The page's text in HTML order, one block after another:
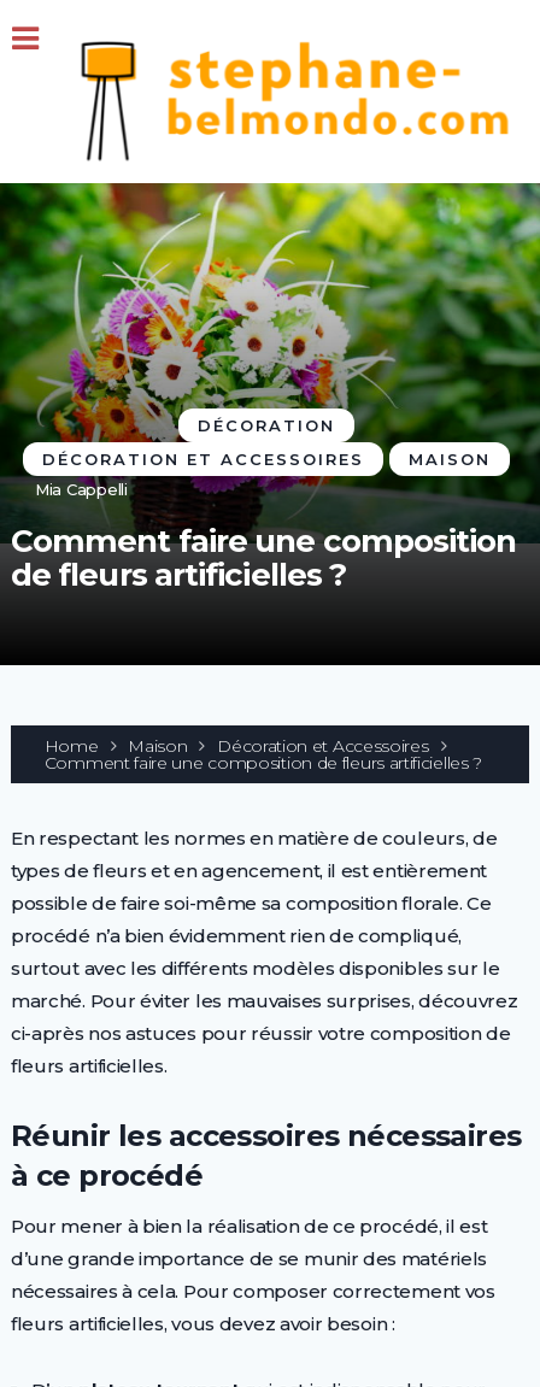
DÉCORATION
DÉCORATION ET ACCESSOIRES
MAISON
Mia Cappelli
Comment faire une composition
de fleurs artificielles ?
Home Maison Décoration et Accessoires
Comment faire une composition de fleurs artificielles ?
En respectant les normes en matière de couleurs, de
types de fleurs et en agencement, il est entièrement
possible de faire soi-même sa composition florale. Ce
procédé n’a bien évidemment rien de compliqué,
surtout avec les différents modèles disponibles sur le
marché. Pour éviter les mauvaises surprises, découvrez
ci-après nos astuces pour réussir votre composition de
fleurs artificielles.
Réunir les accessoires nécessaires
à ce procédé
Pour mener à bien la réalisation de ce procédé, il est
d’une grande importance de se munir des matériels
nécessaires à cela. Pour composer correctement vos
fleurs artificielles, vous devez avoir besoin :